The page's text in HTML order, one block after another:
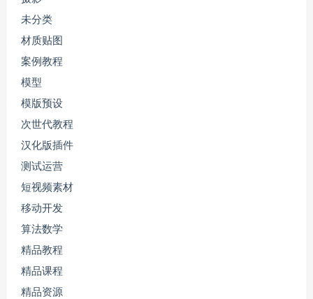
未分类
材质贴图
案例教程
模型
模版预设
次世代教程
汉化版插件
测试运营
短视频素材
移动开发
算法数学
精品教程
精品课程
精品资源